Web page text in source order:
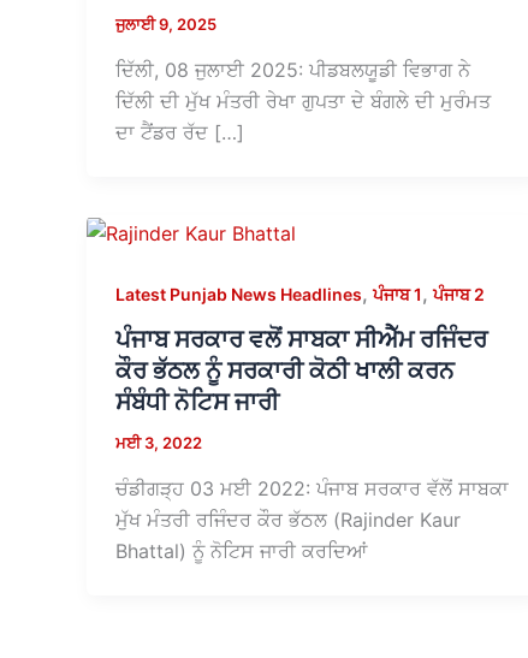
ਜੁਲਾਈ 9, 2025
ਦਿੱਲੀ, 08 ਜੁਲਾਈ 2025: ਪੀਡਬਲਯੂਡੀ ਵਿਭਾਗ ਨੇ
ਦਿੱਲੀ ਦੀ ਮੁੱਖ ਮੰਤਰੀ ਰੇਖਾ ਗੁਪਤਾ ਦੇ ਬੰਗਲੇ ਦੀ ਮੁਰੰਮਤ
ਦਾ ਟੈਂਡਰ ਰੱਦ […]
Latest Punjab News Headlines,ਪੰਜਾਬ 1,ਪੰਜਾਬ 2
ਪੰਜਾਬ ਸਰਕਾਰ ਵਲੋਂ ਸਾਬਕਾ ਸੀਐੱਮ ਰਜਿੰਦਰ
ਕੌਰ ਭੱਠਲ ਨੂੰ ਸਰਕਾਰੀ ਕੋਠੀ ਖਾਲੀ ਕਰਨ
ਸੰਬੰਧੀ ਨੋਟਿਸ ਜਾਰੀ
ਮਈ 3, 2022
ਚੰਡੀਗੜ੍ਹ 03 ਮਈ 2022: ਪੰਜਾਬ ਸਰਕਾਰ ਵੱਲੋਂ ਸਾਬਕਾ
ਮੁੱਖ ਮੰਤਰੀ ਰਜਿੰਦਰ ਕੌਰ ਭੱਠਲ (Rajinder Kaur
Bhattal) ਨੂੰ ਨੋਟਿਸ ਜਾਰੀ ਕਰਦਿਆਂ